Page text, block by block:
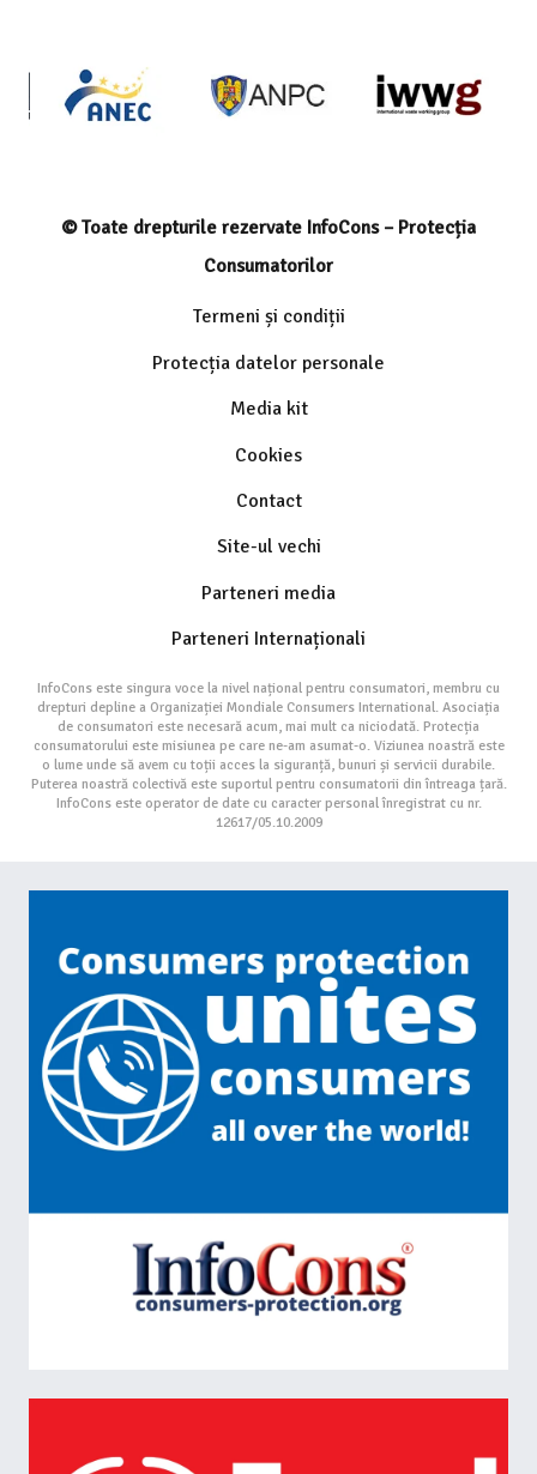
© Toate drepturile rezervate InfoCons – Protecția
Consumatorilor
Termeni și condiții
Protecția datelor personale
Media kit
Cookies
Contact
Site-ul vechi
Parteneri media
Parteneri Internaționali
InfoCons este singura voce la nivel național pentru consumatori, membru cu
drepturi depline a Organizației Mondiale Consumers International. Asociația
de consumatori este necesară acum, mai mult ca niciodată. Protecția
consumatorului este misiunea pe care ne-am asumat-o. Viziunea noastră este
o lume unde să avem cu toții acces la siguranță, bunuri și servicii durabile.
Puterea noastră colectivă este suportul pentru consumatorii din întreaga țară.
InfoCons este operator de date cu caracter personal înregistrat cu nr.
12617/05.10.2009